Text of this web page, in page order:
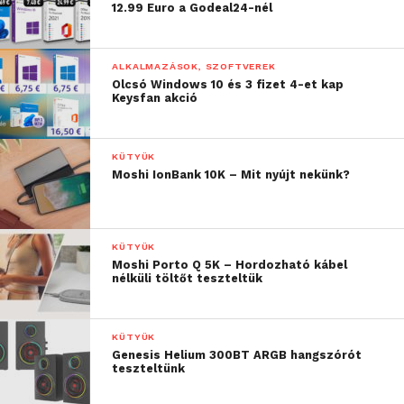
semmi kedvem sem volt fél napokat eltölteni azzal,
hogy személyre szabjam a készüléket, úgyhogy ez
egy nagyon jó pont.
Használat közben
12.99 Euro a Godeal24-nél
ALKALMAZÁSOK, SZOFTVEREK
Olcsó Windows 10 és 3 fizet 4-et kap
Keysfan akció
KÜTYÜK
Moshi IonBank 10K – Mit nyújt nekünk?
KÜTYÜK
Moshi Porto Q 5K – Hordozható kábel
nélküli töltőt teszteltük
KÜTYÜK
Genesis Helium 300BT ARGB hangszórót
teszteltünk